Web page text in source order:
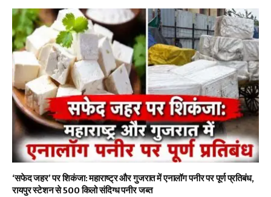
‘सफेद जहर’ पर शिकंजा: महाराष्ट्र और गुजरात में एनालॉग पनीर पर पूर्ण प्रतिबंध,
रायपुर स्टेशन से 500 किलो संदिग्ध पनीर जब्त